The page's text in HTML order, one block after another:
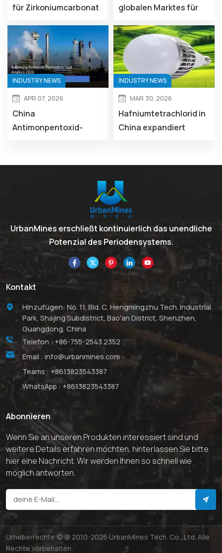
für Zirkoniumcarbonat
trotz angespannter
Angebotslage.
globalen Marktes für
Strontiumnitrat
INDUSTRY NEWS
APR 07, 2026
China
Antimonpentoxid-
INDUSTRY NEWS
MAR 30, 2026
Hafniumtetrachlorid in
China expandiert
UrbanMines erschließt kontinuierlich das unendliche
Potenzial des Periodensystems.
Kontakt
Hinzufügen: No. 11, Bld. C, Hengmingzhu Tech. Industrial
Park, Shajing Subdistrict, Bao'an District, Shenzhen,
Guangdong, China
Telefon : +86-755-2543 2352
Email : info@urbanmines.com
Teams : +8613823543387
WhatsApp : +8613823543387
Abonnieren
Wenn Sie an unseren Produkten interessiert sind und
weitere Details erfahren möchten, hinterlassen Sie bitte
hier eine Nachricht. Wir werden Ihnen so schnell wie
möglich antworten.
Urheberrechte © @ 2010-2026 UrbanMines Tech. Co., Ltd. Alle
Rechte vorbehalten .